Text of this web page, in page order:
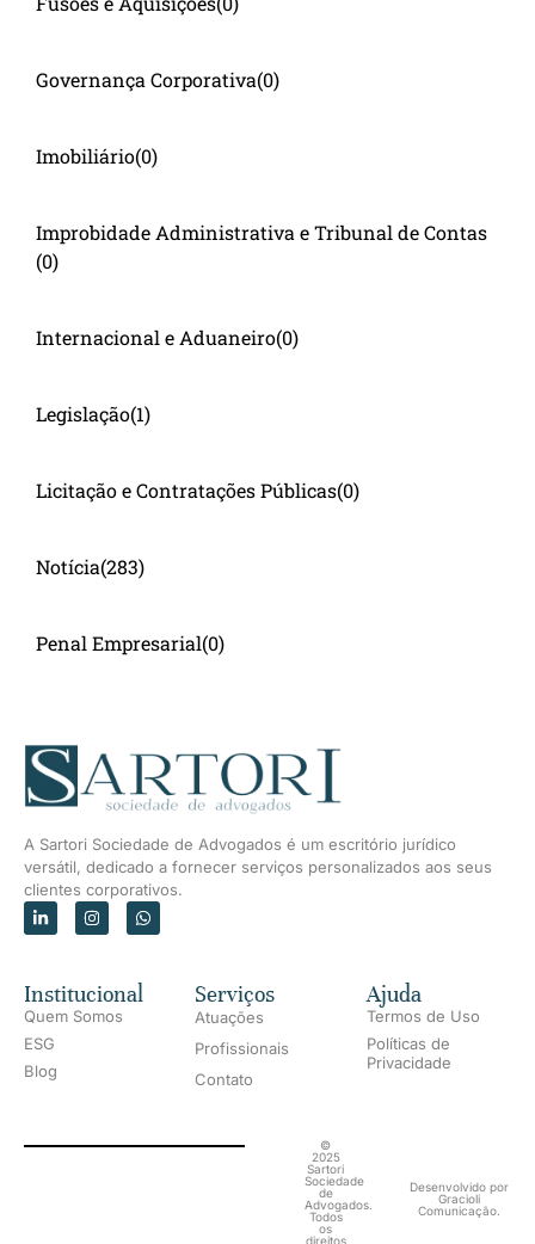
Governança Corporativa(0)
Imobiliário(0)
Improbidade Administrativa e Tribunal de Contas
(0)
Internacional e Aduaneiro(0)
Legislação(1)
Licitação e Contratações Públicas(0)
Notícia(283)
Penal Empresarial(0)
A Sartori Sociedade de Advogados é um escritório jurídico
versátil, dedicado a fornecer serviços personalizados aos seus
clientes corporativos.
Institucional
Quem Somos
ESG
Blog
Serviços
Atuações
Profissionais
Contato
Ajuda
Termos de Uso
Políticas de
Privacidade
©
2025
Sartori
Sociedade
de
Advogados.
Todos
os
direitos
Desenvolvido por
Gracioli
Comunicação.